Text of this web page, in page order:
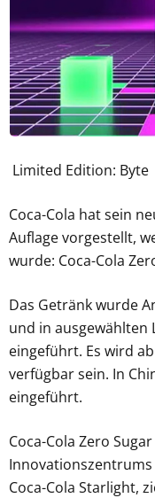
Limited Edition:
Coca-Cola hat sein
Auflage vorgestellt,
wurde: Coca-Cola
Das Getränk wurde
und in ausgewählten
eingeführt. Es wird
verfügbar sein. In
eingeführt.
Coca-Cola Zero
Innovationszentrums
Coca-Cola Starlight,